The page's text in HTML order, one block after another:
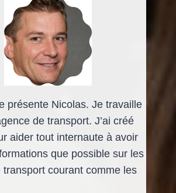
présente Nicolas. Je travaille
de transport. J’ai créé
aider tout internaute à avoir
que possible sur les
transport courant comme les